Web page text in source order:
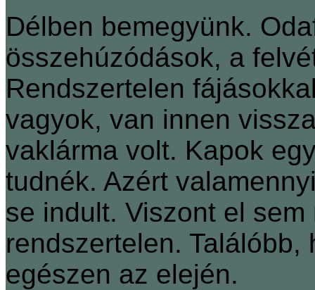
Délben bemegyünk.
összehúzódások, a
Rendszertelen
vagyok, van innen
vaklárma volt. Kapok
tudnék. Azért
se indult. Viszont el
rendszertelen.
egészen az elején.